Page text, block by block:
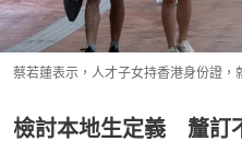
蔡若蓮表示，人才子女持香港身份證，
檢討本地生定義 釐訂